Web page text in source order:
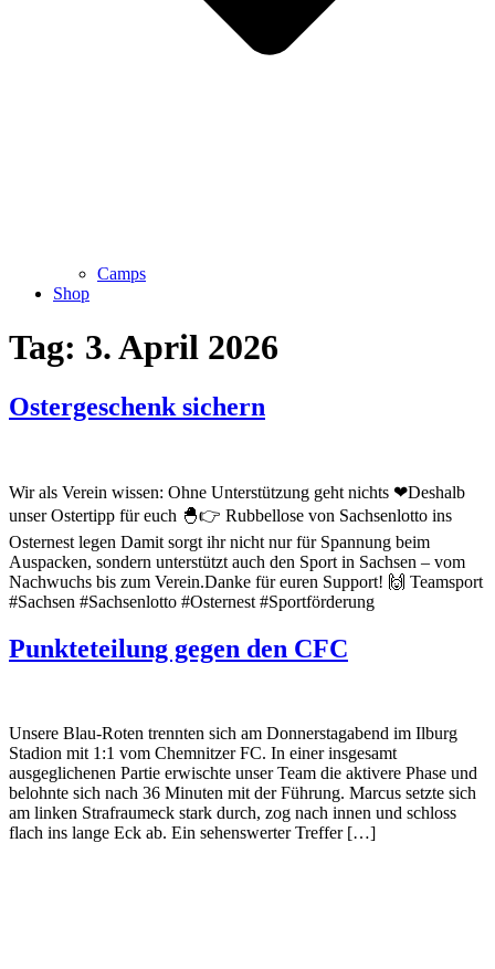
Camps
Shop
Tag: 3. April 2026
Ostergeschenk sichern
Wir als Verein wissen: Ohne Unterstützung geht nichts ❤Deshalb
unser Ostertipp für euch 🐣👉 Rubbellose von Sachsenlotto ins
Osternest legen Damit sorgt ihr nicht nur für Spannung beim
Auspacken, sondern unterstützt auch den Sport in Sachsen – vom
Nachwuchs bis zum Verein.Danke für euren Support! 🙌 Teamsport
#Sachsen #Sachsenlotto #Osternest #Sportförderung
Punkteteilung gegen den CFC
Unsere Blau-Roten trennten sich am Donnerstagabend im Ilburg
Stadion mit 1:1 vom Chemnitzer FC. In einer insgesamt
ausgeglichenen Partie erwischte unser Team die aktivere Phase und
belohnte sich nach 36 Minuten mit der Führung. Marcus setzte sich
am linken Strafraumeck stark durch, zog nach innen und schloss
flach ins lange Eck ab. Ein sehenswerter Treffer […]